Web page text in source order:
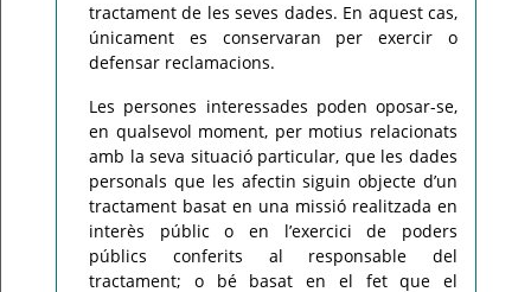
tractament de les seves dades. En aquest cas,
únicament es conservaran per exercir o
defensar reclamacions.
Les persones interessades poden oposar-se,
en qualsevol moment, per motius relacionats
amb la seva situació particular, que les dades
personals que les afectin siguin objecte d’un
tractament basat en una missió realitzada en
interès públic o en l’exercici de poders
públics conferits al responsable del
tractament; o bé basat en el fet que el